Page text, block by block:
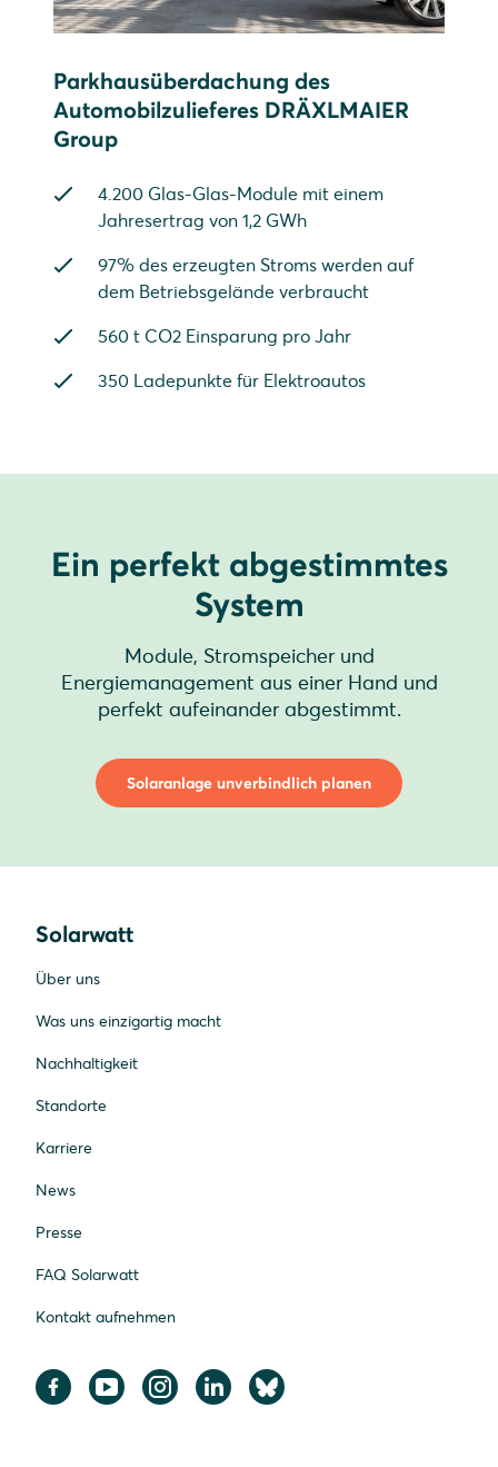
Parkhausüberdachung des
Automobilzulieferes DRÄXLMAIER
Group
4.200 Glas-Glas-Module mit einem
Jahresertrag von 1,2 GWh
97% des erzeugten Stroms werden auf
dem Betriebsgelände verbraucht
560 t CO2 Einsparung pro Jahr
350 Ladepunkte für Elektroautos
Ein perfekt abgestimmtes
System
Module, Stromspeicher und
Energiemanagement aus einer Hand und
perfekt aufeinander abgestimmt.
Solaranlage unverbindlich planen
Solarwatt
Über uns
Was uns einzigartig macht
Nachhaltigkeit
Standorte
Karriere
News
Presse
FAQ Solarwatt
Kontakt aufnehmen